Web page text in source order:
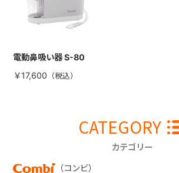
電動鼻吸い器 S-80
￥17,600
CATEGORY
カテゴリー
（コンビ）